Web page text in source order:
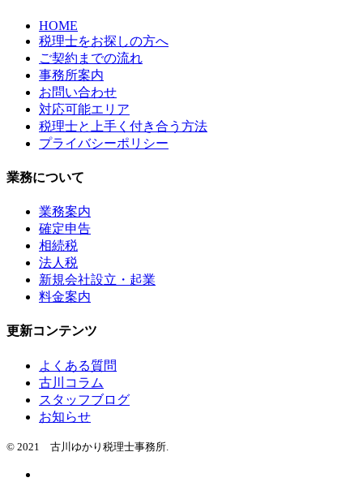
HOME
税理士をお探しの方へ
ご契約までの流れ
事務所案内
お問い合わせ
対応可能エリア
税理士と上手く付き合う方法
プライバシーポリシー
業務について
業務案内
確定申告
相続税
法人税
新規会社設立・起業
料金案内
更新コンテンツ
よくある質問
古川コラム
スタッフブログ
お知らせ
© 2021 古川ゆかり税理士事務所.